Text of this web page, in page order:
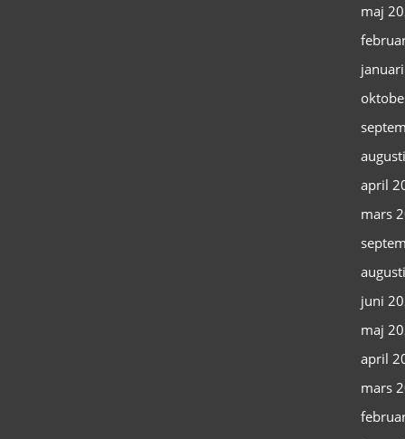
maj
april
mars
juni
maj
april
mars